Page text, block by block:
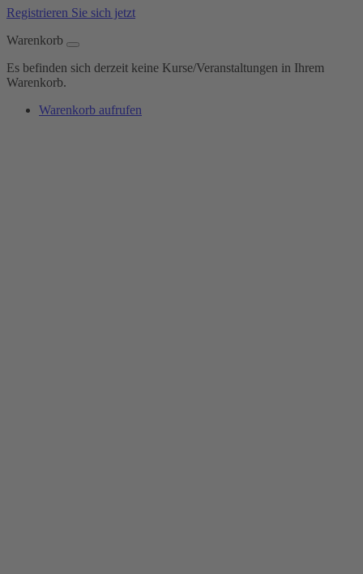
Registrieren Sie sich jetzt
Warenkorb
Es befinden sich derzeit keine Kurse/Veranstaltungen in Ihrem
Warenkorb.
Warenkorb aufrufen